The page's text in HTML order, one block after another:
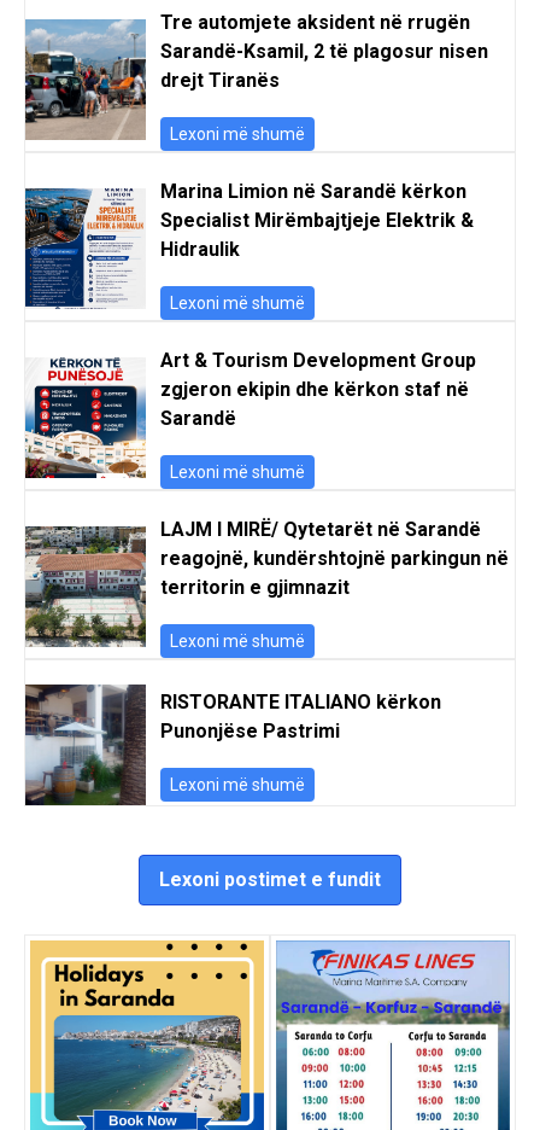
Tre automjete aksident në rrugën
Sarandë-Ksamil, 2 të plagosur nisen
drejt Tiranës
Lexoni më shumë
Marina Limion në Sarandë kërkon
Specialist Mirëmbajtjeje Elektrik &
Hidraulik
Lexoni më shumë
Art & Tourism Development Group
zgjeron ekipin dhe kërkon staf në
Sarandë
Lexoni më shumë
LAJM I MIRË/ Qytetarët në Sarandë
reagojnë, kundërshtojnë parkingun në
territorin e gjimnazit
Lexoni më shumë
RISTORANTE ITALIANO kërkon
Punonjëse Pastrimi
Lexoni më shumë
Lexoni postimet e fundit